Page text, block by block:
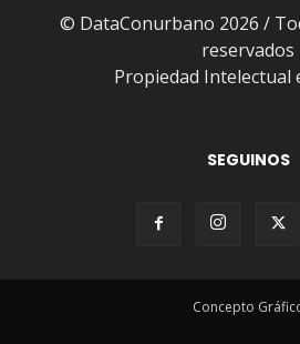
© DataConurbano 2026 /
reservados
Propiedad Intelectual
SEGUINOS
Concepto